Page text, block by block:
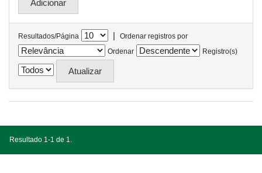
Resultados/Página |
Ordenar registros por
Ordenar
Registro(s)
Resultado 1-1 de 1.